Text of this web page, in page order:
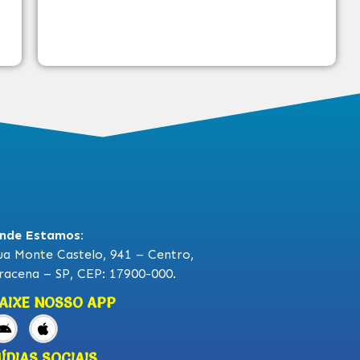
Estamos:
Monte Castelo, 941 – Centro,
– SP, CEP: 17900-000.
NOSSO APP